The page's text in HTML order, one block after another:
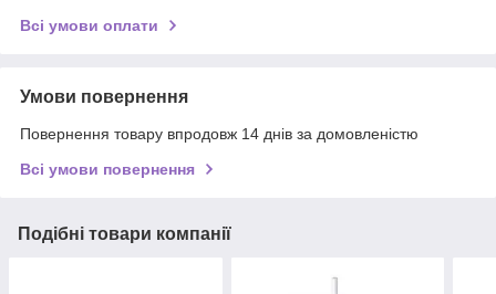
Всі умови оплати
Умови повернення
Повернення товару впродовж 14 днів за домовленістю
Всі умови повернення
Подібні товари компанії